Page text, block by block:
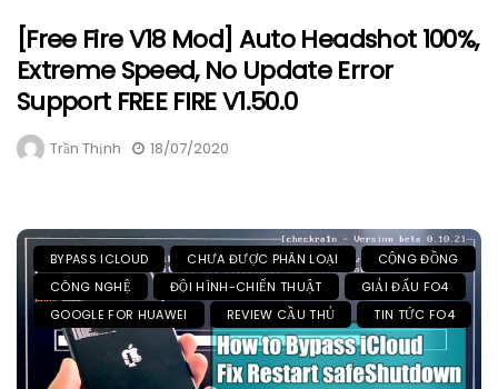
[Free Fire V18 Mod] Auto Headshot 100%,
Extreme Speed, No Update Error
Support FREE FIRE V1.50.0
Trần Thịnh 18/07/2020
BYPASS ICLOUD CHƯA ĐƯỢC PHÂN LOẠI
CỘNG ĐỒNG
CÔNG NGHỆ
ĐỘI HÌNH-CHIẾN THUẬT
GIẢI ĐẤU FO4
GOOGLE FOR HUAWEI
REVIEW CẦU THỦ TIN TỨC FO4